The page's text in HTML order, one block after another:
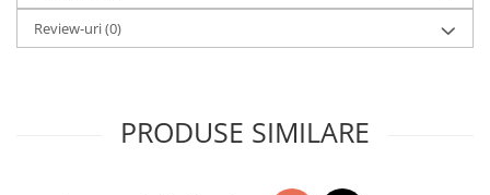
Review-uri(0)
PRODUSE SIMILARE